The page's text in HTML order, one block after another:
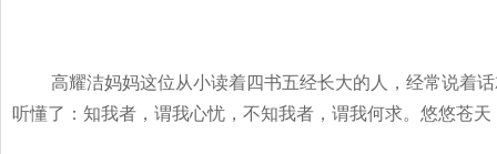
高耀洁妈妈这位从小读着四书五经长大的人，经常说着
听懂了：知我者，谓我心忧，不知我者，谓我何求。悠悠苍